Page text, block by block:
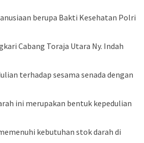
berupa Bakti Kesehatan Polri
Cabang Toraja Utara Ny. Indah
terhadap sesama senada dengan
ini merupakan bentuk kepedulian
kebutuhan stok darah di